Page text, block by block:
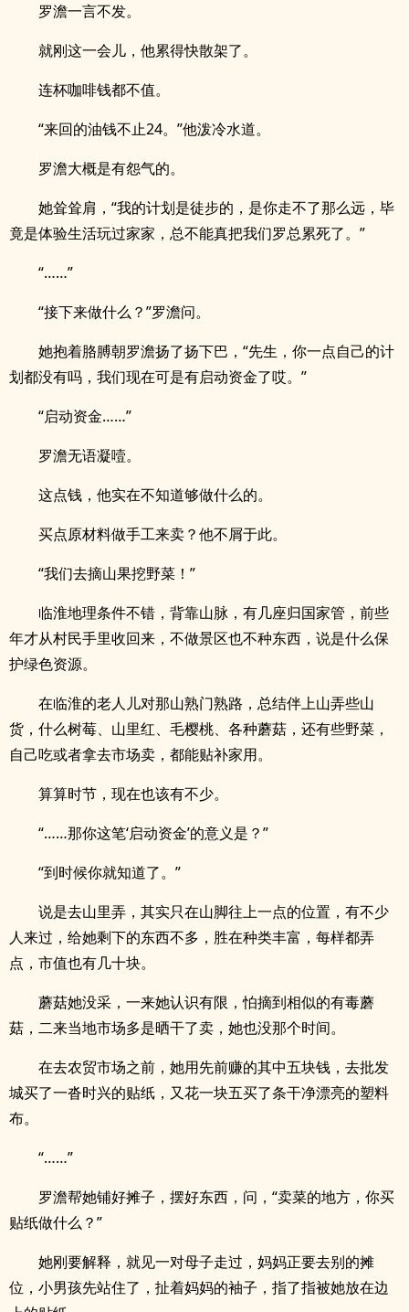
罗澹一言不发。
就刚这一会儿，他累得快散架了。
连杯咖啡钱都不值。
“来回的油钱不止24。”他泼冷水道。
罗澹大概是有怨气的。
她耸耸肩，“我的计划是徒步的，是你走不了那么远，毕
竟是体验生活玩过家家，总不能真把我们罗总累死了。”
“……”
“接下来做什么？”罗澹问。
她抱着胳膊朝罗澹扬了扬下巴，“先生，你一点自己的计
划都没有吗，我们现在可是有启动资金了哎。”
“启动资金……”
罗澹无语凝噎。
这点钱，他实在不知道够做什么的。
买点原材料做手工来卖？他不屑于此。
“我们去摘山果挖野菜！”
临淮地理条件不错，背靠山脉，有几座归国家管，前些
年才从村民手里收回来，不做景区也不种东西，说是什么保
护绿色资源。
在临淮的老人儿对那山熟门熟路，总结伴上山弄些山
货，什么树莓、山里红、毛樱桃、各种蘑菇，还有些野菜，
自己吃或者拿去市场卖，都能贴补家用。
算算时节，现在也该有不少。
“……那你这笔‘启动资金’的意义是？”
“到时候你就知道了。”
说是去山里弄，其实只在山脚往上一点的位置，有不少
人来过，给她剩下的东西不多，胜在种类丰富，每样都弄
点，市值也有几十块。
蘑菇她没采，一来她认识有限，怕摘到相似的有毒蘑
菇，二来当地市场多是晒干了卖，她也没那个时间。
在去农贸市场之前，她用先前赚的其中五块钱，去批发
城买了一沓时兴的贴纸，又花一块五买了条干净漂亮的塑料
布。
“……”
罗澹帮她铺好摊子，摆好东西，问，“卖菜的地方，你买
贴纸做什么？”
她刚要解释，就见一对母子走过，妈妈正要去别的摊
位，小男孩先站住了，扯着妈妈的袖子，指了指被她放在边